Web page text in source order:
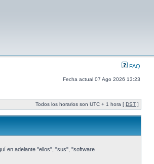
FAQ
Fecha actual 07 Ago 2026 13:23
Todos los horarios son UTC + 1 hora [ DST ]
en adelante "ellos", "sus", "software